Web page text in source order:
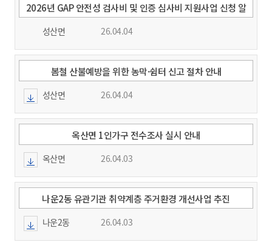
2026년 GAP 안전성 검사비 및 인증 심사비 지원사업 신청 알
성산면 26.04.04
봄철 산불예방을 위한 농막·쉼터 신고 절차 안내
성산면 26.04.04
옥산면 1인가구 전수조사 실시 안내
옥산면 26.04.03
나운2동 유관기관 취약계층 주거환경 개선사업 추진
나운2동 26.04.03